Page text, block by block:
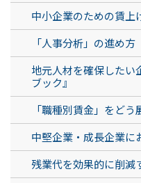
中小企業のための賃上
「人事分析」の進め方
地元人材を確保したい
ブック』
「職種別賃金」をどう
中堅企業・成長企業に
残業代を効果的に削減